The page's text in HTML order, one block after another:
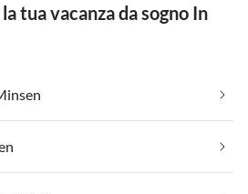
tua vacanza da sogno In